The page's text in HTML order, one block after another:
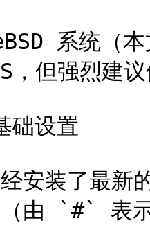
系统（
但强烈建议
础设置
经安装了最
（由 `#` 表